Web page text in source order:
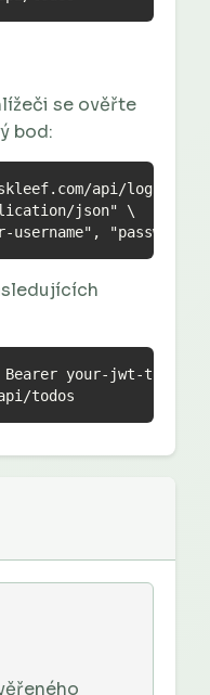
se ověřte
bod:
api/login \
json" \
username",
your-jwt-token"
todos